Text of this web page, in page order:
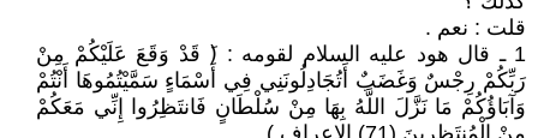
قلت : نعم .
1 ـ قال هود عليه السلام لقومه : (َ قَدْ وَقَعَ عَلَيْكُمْ مِنْ
رَبِّكُمْ رِجْسٌ وَغَضَبٌ أَتُجَادِلُونَنِي فِي أَسْمَاءٍ سَمَّيْتُمُوهَا أَنْتُمْ
وَآبَاؤُكُمْ مَا نَزَّلَ اللَّهُ بِهَا مِنْ سُلْطَانٍ فَانتَظِرُوا إِنِّي مَعَكُمْ